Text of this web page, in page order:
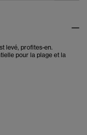
levé, profites-en.
pour la plage et la